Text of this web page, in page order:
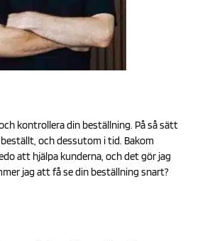
kontrollera din beställning. På så sätt
och dessutom i tid. Bakom
att hjälpa kunderna, och det gör jag
jag att få se din beställning snart?